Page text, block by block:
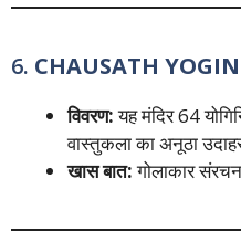
6. CHAUSATH
विवरण:यह मंदिर 64
वास्तुकला का अनूठा
खास बात:गोलाकार